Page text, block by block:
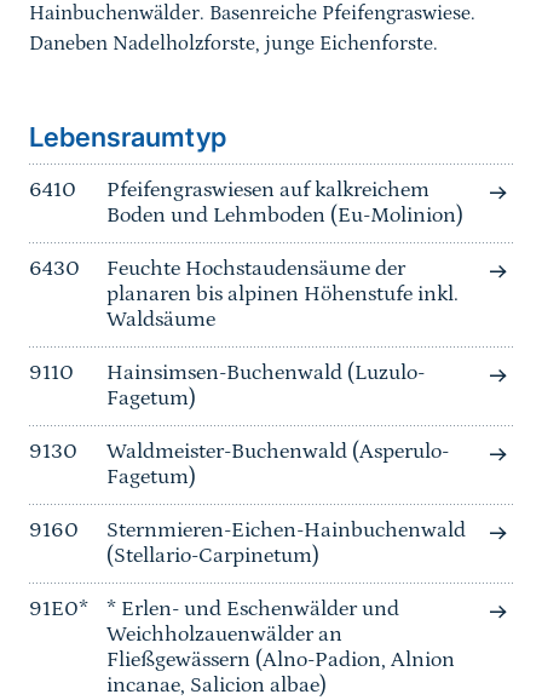
Hainbuchenwälder. Basenreiche Pfeifengraswiese.
Daneben Nadelholzforste, junge Eichenforste.
Lebensraumtyp
6410
Pfeifengraswiesen auf kalkreichem
Boden und Lehmboden (Eu-Molinion)
6430
Feuchte Hochstaudensäume der
planaren bis alpinen Höhenstufe inkl.
Waldsäume
9110
Hainsimsen-Buchenwald (Luzulo-
Fagetum)
9130
Waldmeister-Buchenwald (Asperulo-
Fagetum)
9160
Sternmieren-Eichen-Hainbuchenwald
(Stellario-Carpinetum)
91E0*
* Erlen- und Eschenwälder und
Weichholzauenwälder an
Fließgewässern (Alno-Padion, Alnion
incanae, Salicion albae)